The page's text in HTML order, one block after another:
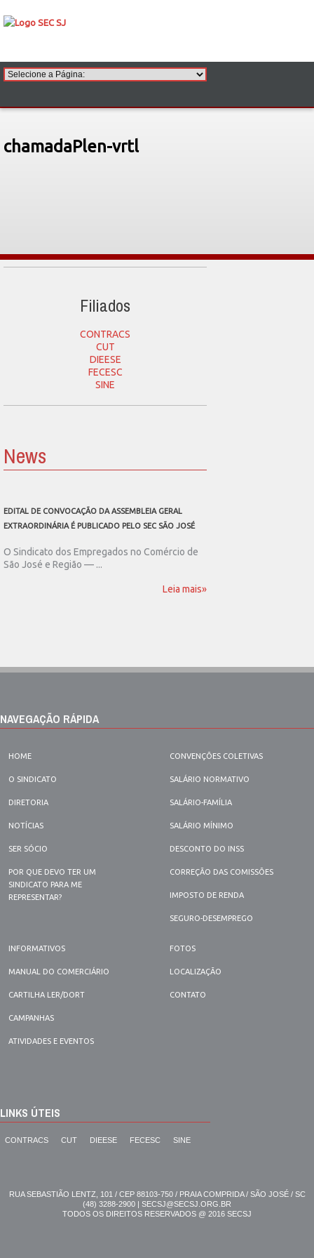
chamadaPlen-vrtl
Filiados
CONTRACS
CUT
DIEESE
FECESC
SINE
News
EDITAL DE CONVOCAÇÃO DA ASSEMBLEIA GERAL
EXTRAORDINÁRIA É PUBLICADO PELO SEC SÃO JOSÉ
O Sindicato dos Empregados no Comércio de
São José e Região — ...
Leia mais»
NAVEGAÇÃO RÁPIDA
HOME
O SINDICATO
DIRETORIA
NOTÍCIAS
SER SÓCIO
POR QUE DEVO TER UM
SINDICATO PARA ME
REPRESENTAR?
CONVENÇÕES COLETIVAS
SALÁRIO NORMATIVO
SALÁRIO-FAMÍLIA
SALÁRIO MÍNIMO
DESCONTO DO INSS
CORREÇÃO DAS COMISSÕES
IMPOSTO DE RENDA
SEGURO-DESEMPREGO
INFORMATIVOS
MANUAL DO COMERCIÁRIO
CARTILHA LER/DORT
CAMPANHAS
ATIVIDADES E EVENTOS
FOTOS
LOCALIZAÇÃO
CONTATO
LINKS ÚTEIS
CONTRACS CUT DIEESE FECESC SINE
RUA SEBASTIÃO LENTZ, 101 / CEP 88103-750 / PRAIA COMPRIDA / SÃO JOSÉ / SC
(48) 3288-2900 | SECSJ@SECSJ.ORG.BR
TODOS OS DIREITOS RESERVADOS @ 2016 SECSJ